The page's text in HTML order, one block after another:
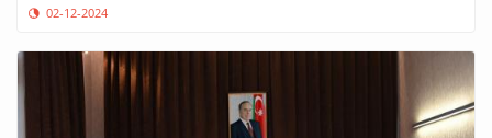
02-12-2024